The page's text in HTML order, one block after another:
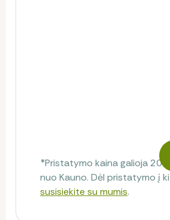
*Pristatymo kaina galioja 20
nuo Kauno. Dėl pristatymo į
susisiekite su mumis.